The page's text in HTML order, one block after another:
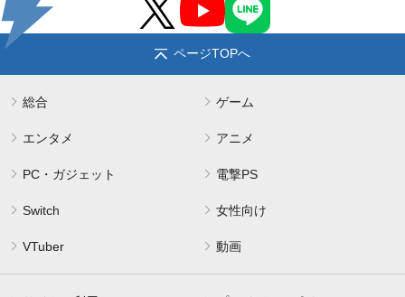
ページTOPへ
総合 ゲーム
エンタメ アニメ
PC・ガジェット 電撃PS
Switch 女性向け
VTuber 動画